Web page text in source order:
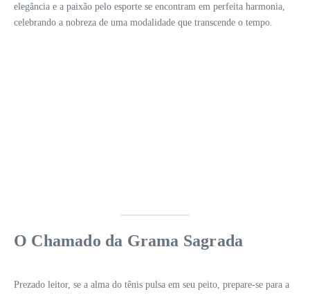
elegância e a paixão pelo esporte se encontram em perfeita harmonia,
celebrando a nobreza de uma modalidade que transcende o tempo.
O Chamado da Grama Sagrada
Prezado leitor, se a alma do tênis pulsa em seu peito, prepare-se para a